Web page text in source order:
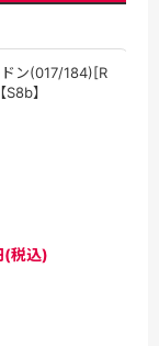
ン(017/184)[R
】
込)